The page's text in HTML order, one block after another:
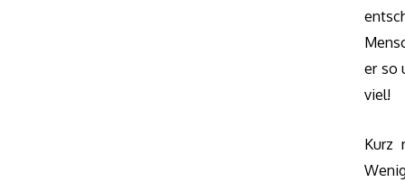
er so
viel!
Kurz